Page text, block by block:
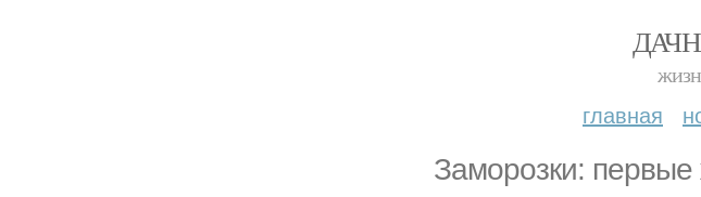
главная
Заморозки: